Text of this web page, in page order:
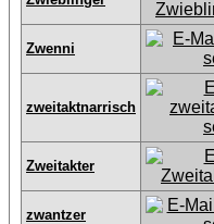
Zwenni
zweitaktnarrisch
Zweitakter
zwantzer